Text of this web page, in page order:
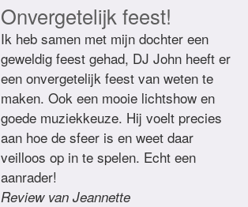
Onvergetelijk feest!
Ik heb samen met mijn dochter een
geweldig feest gehad, DJ John heeft er
een onvergetelijk feest van weten te
maken. Ook een mooie lichtshow en
goede muziekkeuze. Hij voelt precies
aan hoe de sfeer is en weet daar
veilloos op in te spelen. Echt een
aanrader!
Review van Jeannette